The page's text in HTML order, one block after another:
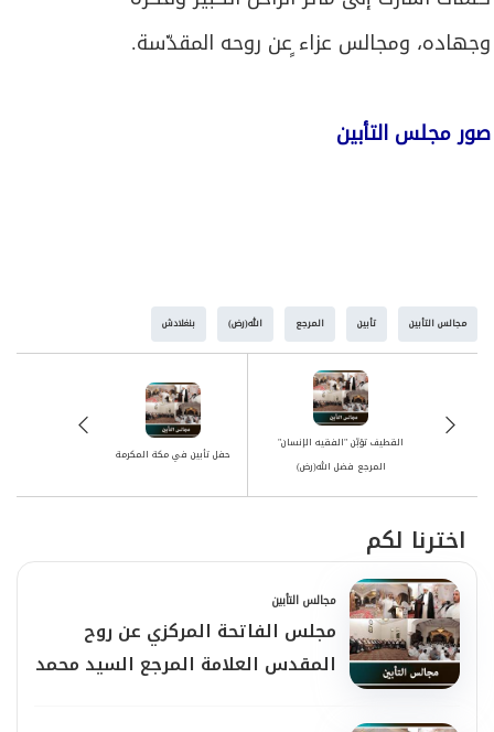
وجهاده، ومجالس عزاء ٍعن روحه المقدّسة.
صور مجلس التأبين
مجالس التأبين تأبين المرجع الله(رض) بنغلادش
حفل تأبين في مكة المكرمة
القطيف تؤبِّن "الفقيه الإنسان"
المرجع فضل الله(رض)
اخترنا لكم
مجالس التأبين
مجلس الفاتحة المركزي عن روح
المقدس العلامة المرجع السيد محمد